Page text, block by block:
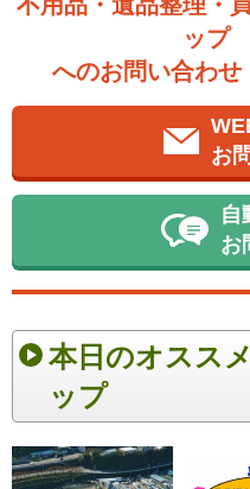
ップ
へのお問い合わせ
お
自
お
本日のオスス
ップ